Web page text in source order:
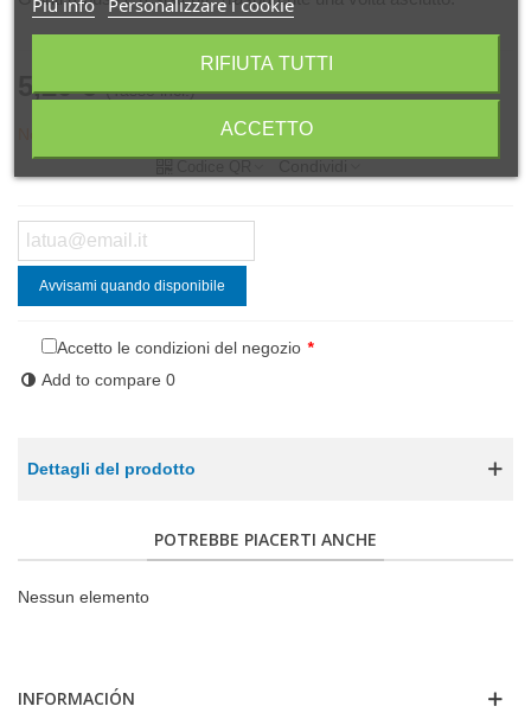
5,20 € (Tasse incl.)
Condividi
Avvisami quando disponibile
Accetto le condizioni del negozio *
Add to compare 0
Dettagli del prodotto
POTREBBE PIACERTI ANCHE
Nessun elemento
INFORMACIÓN
Piú info Personalizzare i cookie
RIFIUTA TUTTI
ACCETTO